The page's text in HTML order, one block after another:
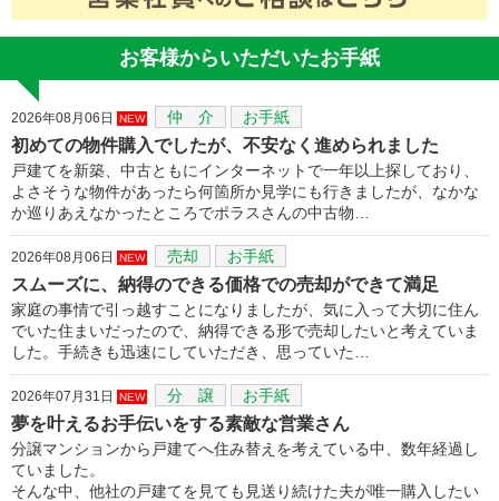
お客様からいただいたお手紙
2026年08月06日 NEW 仲 介 お手紙
初めての物件購入でしたが、不安なく進められました
戸建てを新築、中古ともにインターネットで一年以上探しており、
よさそうな物件があったら何箇所か見学にも行きましたが、なかな
か巡りあえなかったところでポラスさんの中古物…
2026年08月06日 NEW 売却 お手紙
スムーズに、納得のできる価格での売却ができて満足
家庭の事情で引っ越すことになりましたが、気に入って大切に住ん
でいた住まいだったので、納得できる形で売却したいと考えていま
した。手続きも迅速にしていただき、思っていた…
2026年07月31日 NEW 分 譲 お手紙
夢を叶えるお手伝いをする素敵な営業さん
分譲マンションから戸建てへ住み替えを考えている中、数年経過し
ていました。
そんな中、他社の戸建てを見ても見送り続けた夫が唯一購入したい